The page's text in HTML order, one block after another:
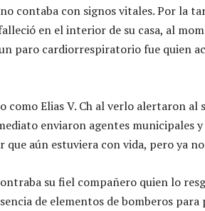
contaba con signos vitales.Por la
en el interior de su casa, al
paro cardiorrespiratorio fue quien
como Elias V. Ch al verlo alertaron al
enviaron agentes municipales
que aún estuviera con vida, pero ya
su fiel compañero quien lo
de elementos de bomberos para